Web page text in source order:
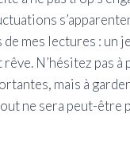
mes lectures : un
N’hésitez pas à
mais à
ne sera peut-être